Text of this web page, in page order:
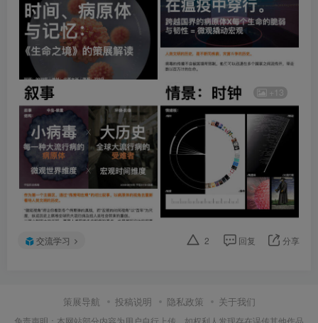
+13
交流学习 2 回复 分享
策展导航 投稿说明 隐私政策 关于我们
免责声明：本网站部分内容为用户自行上传，如权利人发现存在误传其他作品